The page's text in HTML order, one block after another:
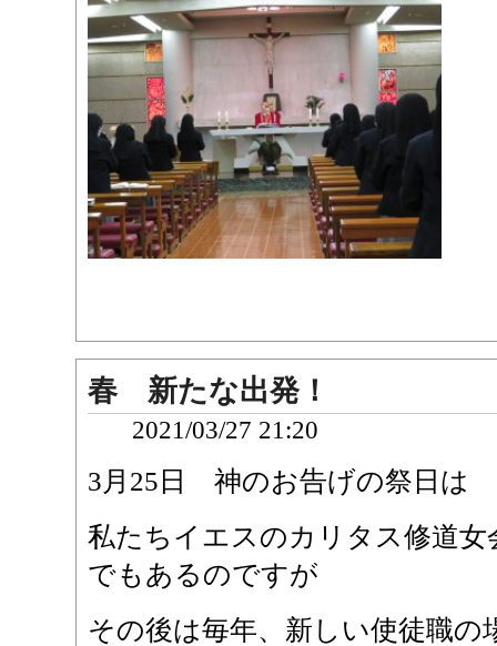
春 新たな出発！
2021/03/27 21:20
3月25日 神のお告げの祭日は
私たちイエスのカリタス修道女
でもあるのですが
その後は毎年、新しい使徒職の